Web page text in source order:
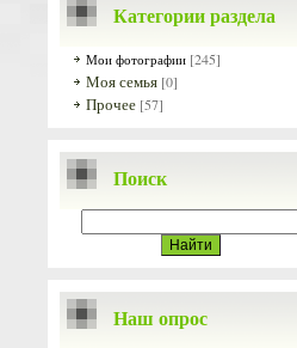
Категории раздела
Мои фотографии [245]
Моя семья [0]
Прочее [57]
Поиск
Наш опрос